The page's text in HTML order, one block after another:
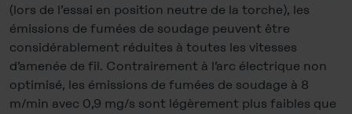
(lors de l’essai en position neutre de la torche), les
émissions de fumées de soudage peuvent être
considérablement réduites à toutes les vitesses
d’amenée de fil. Contrairement à l’arc électrique non
optimisé, les émissions de fumées de soudage à 8
m/min avec 0,9 mg/s sont légèrement plus faibles que